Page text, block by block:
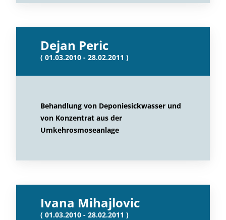
Dejan Peric
( 01.03.2010 - 28.02.2011 )
Behandlung von Deponiesickwasser und
von Konzentrat aus der
Umkehrosmoseanlage
Ivana Mihajlovic
( 01.03.2010 - 28.02.2011 )